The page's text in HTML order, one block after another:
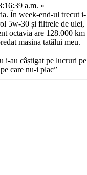
a.m. »
În week-end-ul trecut i-
5w-30 și filtrele de ulei,
octavia are 128.000 km
masina tatălui meu.
i-au câștigat pe lucruri pe
care nu-i plac”